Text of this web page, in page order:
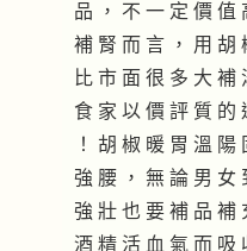
品 ， 不 一 定 價 值
補 腎 而 言 ， 用 胡
比 市 面 很 多 大 補
食 家 以 價 評 質 的
！ 胡 椒 暖 胃 溫
強 腰 ， 無 論 男 女
強 壯 也 要 補 品 補
酒 精 活 血 氣 而 吸